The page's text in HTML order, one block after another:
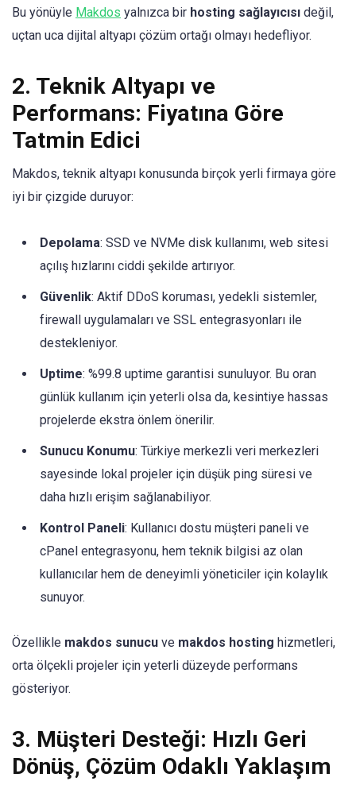
Bu yönüyle Makdos yalnızca bir hosting sağlayıcısı değil,
uçtan uca dijital altyapı çözüm ortağı olmayı hedefliyor.
2. Teknik Altyapı ve
Performans: Fiyatına Göre
Tatmin Edici
Makdos, teknik altyapı konusunda birçok yerli firmaya göre
iyi bir çizgide duruyor:
Depolama: SSD ve NVMe disk kullanımı, web sitesi
açılış hızlarını ciddi şekilde artırıyor.
Güvenlik: Aktif DDoS koruması, yedekli sistemler,
firewall uygulamaları ve SSL entegrasyonları ile
destekleniyor.
Uptime: %99.8 uptime garantisi sunuluyor. Bu oran
günlük kullanım için yeterli olsa da, kesintiye hassas
projelerde ekstra önlem önerilir.
Sunucu Konumu: Türkiye merkezli veri merkezleri
sayesinde lokal projeler için düşük ping süresi ve
daha hızlı erişim sağlanabiliyor.
Kontrol Paneli: Kullanıcı dostu müşteri paneli ve
cPanel entegrasyonu, hem teknik bilgisi az olan
kullanıcılar hem de deneyimli yöneticiler için kolaylık
sunuyor.
Özellikle makdos sunucu ve makdos hosting hizmetleri,
orta ölçekli projeler için yeterli düzeyde performans
gösteriyor.
3. Müşteri Desteği: Hızlı Geri
Dönüş, Çözüm Odaklı Yaklaşım